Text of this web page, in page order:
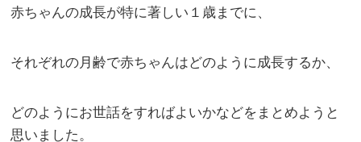
赤ちゃんの成長が特に著しい１歳までに、
それぞれの月齢で赤ちゃんはどのように成長するか、
どのようにお世話をすればよいかなどをまとめようと
思いました。